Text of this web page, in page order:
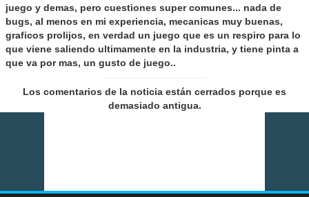
juego y demas, pero cuestiones super comunes... nada de
bugs, al menos en mi experiencia, mecanicas muy buenas,
graficos prolijos, en verdad un juego que es un respiro para lo
que viene saliendo ultimamente en la industria, y tiene pinta a
que va por mas, un gusto de juego..
Los comentarios de la noticia están cerrados porque es
demasiado antigua.